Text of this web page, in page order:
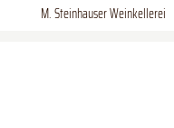
M. Steinhauser Weinkellerei